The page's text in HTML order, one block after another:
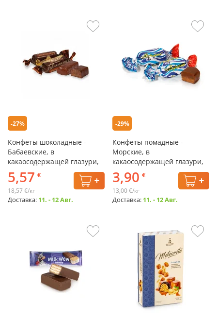
-27%
Конфеты шоколадные -
Бабаевские, в
какаосодержащей глазури,
300 г
5,57 €
18,57 €/кг
Доставка: 11. - 12 Авг.
-29%
Конфеты помадные -
Морские, в
какаосодержащей глазури,
300 г
3,90 €
13,00 €/кг
Доставка: 11. - 12 Авг.